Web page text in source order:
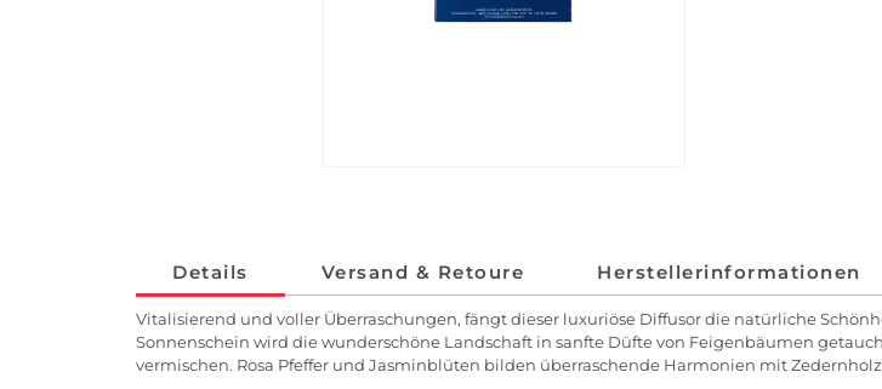
Details Versand & Retoure Herstellerinformationen
Vitalisierend und voller Überraschungen, fängt dieser luxuriöse Diffusor die natürliche
Sonnenschein wird die wunderschöne Landschaft in sanfte Düfte von Feigenbäumen
vermischen. Rosa Pfeffer und Jasminblüten bilden überraschende Harmonien mit